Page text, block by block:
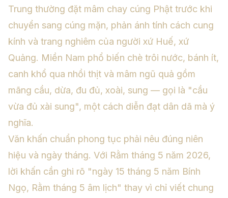
Trung thường đặt mâm chay cúng Phật trước khi
chuyển sang cúng mặn, phản ánh tính cách cung
kính và trang nghiêm của người xứ Huế, xứ
Quảng. Miền Nam phổ biến chè trôi nước, bánh ít,
canh khổ qua nhồi thịt và mâm ngũ quả gồm
mãng cầu, dừa, đu đủ, xoài, sung — gọi là "cầu
vừa đủ xài sung", một cách diễn đạt dân dã mà ý
nghĩa.
Văn khấn chuẩn phong tục phải nêu đúng niên
hiệu và ngày tháng. Với Rằm tháng 5 năm 2026,
lời khấn cần ghi rõ "ngày 15 tháng 5 năm Bính
Ngọ, Rằm tháng 5 âm lịch" thay vì chỉ viết chung